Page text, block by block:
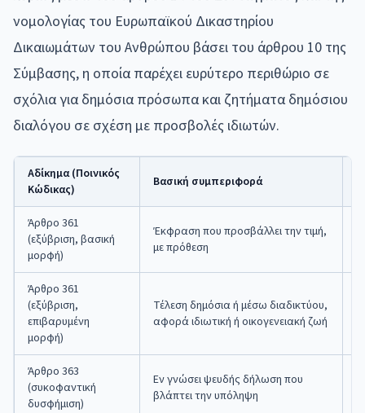
νομολογίας του Ευρωπαϊκού Δικαστηρίου
Δικαιωμάτων του Ανθρώπου βάσει του άρθρου 10 της
Σύμβασης, η οποία παρέχει ευρύτερο περιθώριο σε
σχόλια για δημόσια πρόσωπα και ζητήματα δημόσιου
διαλόγου σε σχέση με προσβολές ιδιωτών.
Αδίκημα (Ποινικός
Κώδικας)
Βασική συμπεριφορά
Άρθρο 361
(εξύβριση, βασική
μορφή)
Έκφραση που προσβάλλει την τιμή,
με πρόθεση
Άρθρο 361
(εξύβριση,
επιβαρυμένη
μορφή)
Τέλεση δημόσια ή μέσω διαδικτύου,
αφορά ιδιωτική ή οικογενειακή ζωή
Άρθρο 363
(συκοφαντική
δυσφήμιση)
Εν γνώσει ψευδής δήλωση που
βλάπτει την υπόληψη